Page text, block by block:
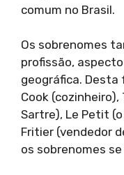
comum no Brasil.
Os sobrenomes
profissão,
geográfica. Desta
Cook
Sartre), Le Petit
Fritier (vendedor
os sobrenomes